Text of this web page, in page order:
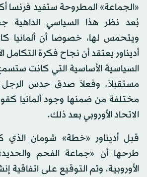
«الجماعة» المطروحة ستفيد فرنسا
بُعد نظر هذا السياسي الداهية
ويتحمس لها، خصوصا أن ألمانيا
أديناور يعتقد أن نجاح فكرة التكامل
السياسية الأساسية التي كانت ستسمح
مستقبلاً. وفعلاً صدق حدس
مختلفة من ضمنها وجود ألمانيا
الاتحاد الأوروبي بعد ذلك.
قبل أديناور «خطة» شومان الذي
طرحها أن «جماعة الفحم والحديد»
الأوروبية، وتم التوقيع على اتفاقية